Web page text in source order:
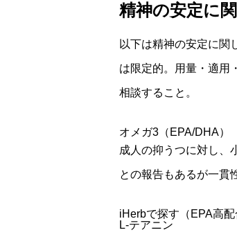
精神の安定に
以下は精神の安定に関
は限定的。用量・適用
相談すること。
オメガ3（EPA/DHA）
成人の抑うつに対し、
との報告もあるが一貫
iHerbで探す（EPA高配
L-テアニン